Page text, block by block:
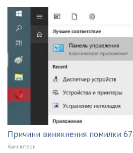
Причини виникнення помилки
Компютери